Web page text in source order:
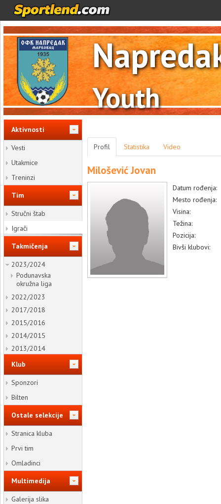
Youth
Aktivnosti
Vesti
Utakmice
Treninzi
Tim
Stručni štab
Igrači
Takmičenja
2023/2024
Podunavska
okružna liga
2022/2023
2017/2018
2015/2016
2014/2015
2013/2014
Klub
Sponzori
Bilten
Ostale selekcije
Stranica kluba
Prvi tim
Omladinci
Multimedija
Galerija slika
Profil Statistika Video
Milošević Jovan
Datum rođenja:
Mesto rođenja:
Visina:
Težina:
Pozicija:
Bivši klubovi: